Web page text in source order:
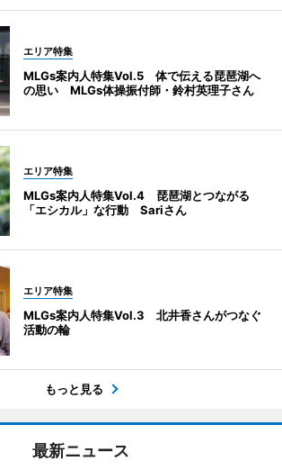
エリア特集
MLGs案内人特集Vol.5 体で伝える琵琶湖へ
の思い MLGs体操振付師・鈴村英理子さん
エリア特集
MLGs案内人特集Vol.4 琵琶湖とつながる
「エシカル」な行動 Sariさん
エリア特集
MLGs案内人特集Vol.3 北井香さんがつなぐ
活動の輪
もっと見る
最新ニュース